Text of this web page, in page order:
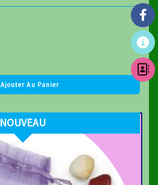
Ajouter Au Panier
NOUVEAU